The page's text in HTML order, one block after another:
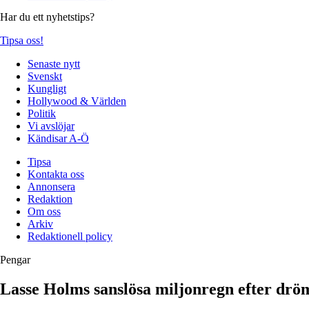
Har du ett nyhetstips?
Tipsa oss!
Senaste nytt
Svenskt
Kungligt
Hollywood & Världen
Politik
Vi avslöjar
Kändisar A-Ö
Tipsa
Kontakta oss
Annonsera
Redaktion
Om oss
Arkiv
Redaktionell policy
Pengar
Lasse Holms sanslösa miljonregn efter